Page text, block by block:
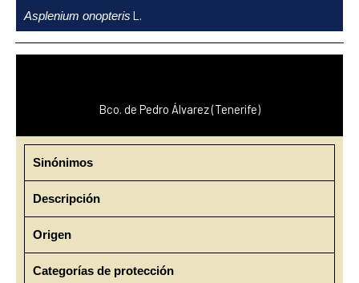
contenido
Asplenium onopteris L.
Bco. de Pedro Álvarez (Tenerife)
Sinónimos
Descripción
Origen
Categorías de protección